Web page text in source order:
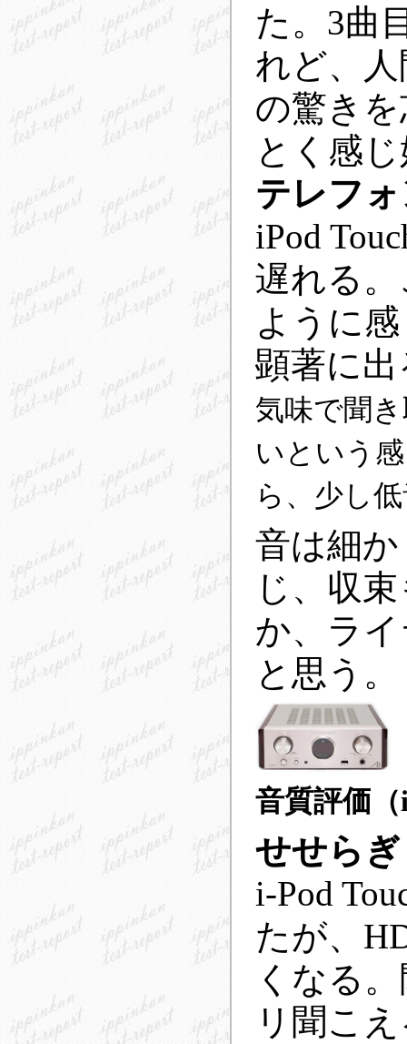
た。3曲
れど、
の驚き
とく感
テレフ
iPod
遅れる
ように
顕著に
気味で聞
いという
ら、少し
音は細
じ、収
か、ラ
と思う。
音質評価
せせらぎ
i-Pod
たが、
くなる
リ聞こ